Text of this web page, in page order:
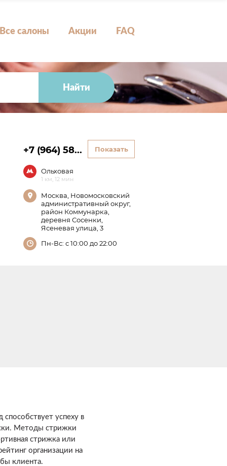
Все салоны Акции FAQ
Найти
+7 (964) 58... Показать
Ольховая
1 км, 12 мин
Москва, Новомосковский
административный округ,
район Коммунарка,
деревня Сосенки,
Ясеневая улица, 3
Пн-Вс: с 10:00 до 22:00
успеху в
Методы стрижки
стрижка или
организации на
клиента.